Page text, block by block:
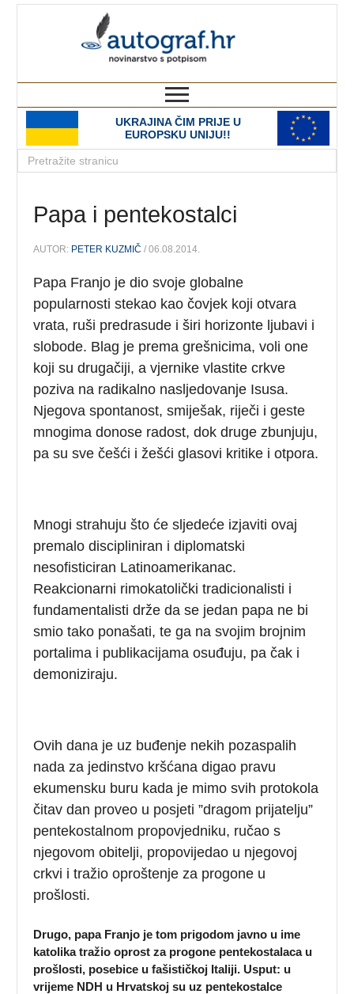
UKRAJINA ČIM PRIJE U
EUROPSKU UNIJU!!
Papa i pentekostalci
AUTOR: PETER KUZMIČ / 06.08.2014.
Papa Franjo je dio svoje globalne
popularnosti stekao kao čovjek koji otvara
vrata, ruši predrasude i širi horizonte ljubavi i
slobode. Blag je prema grešnicima, voli one
koji su drugačiji, a vjernike vlastite crkve
poziva na radikalno nasljedovanje Isusa.
Njegova spontanost, smiješak, riječi i geste
mnogima donose radost, dok druge zbunjuju,
pa su sve češći i žešći glasovi kritike i otpora.
Mnogi strahuju što će sljedeće izjaviti ovaj
premalo discipliniran i diplomatski
nesofisticiran Latinoamerikanac.
Reakcionarni rimokatolički tradicionalisti i
fundamentalisti drže da se jedan papa ne bi
smio tako ponašati, te ga na svojim brojnim
portalima i publikacijama osuđuju, pa čak i
demoniziraju.
Ovih dana je uz buđenje nekih pozaspalih
nada za jedinstvo kršćana digao pravu
ekumensku buru kada je mimo svih protokola
čitav dan proveo u posjeti ”dragom prijatelju”
pentekostalnom propovjedniku, ručao s
njegovom obitelji, propovijedao u njegovoj
crkvi i tražio oproštenje za progone u
prošlosti.
Drugo, papa Franjo je tom prigodom javno u ime
katolika tražio oprost za progone pentekostalaca u
prošlosti, posebice u fašističkoj Italiji. Usput: u
vrijeme NDH u Hrvatskoj su uz pentekostalce